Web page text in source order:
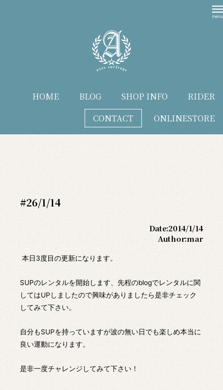
HOME BLOG SHOP INFO
RIDER
CONTACT
ONLINESTORE
#26/1/14
Date:2014/1/14
Author:mar
本日3度目の更新になります。
SUPのレンタルを開始します、先程のblogでレンタルに関
してはUPしましたので興味がありましたら是非チェック
してみて下さい。
自分もSUPを持っていますが波の無い日でも楽しめ本当に
良い運動になります。
是非一度チャレンジしてみて下さい！